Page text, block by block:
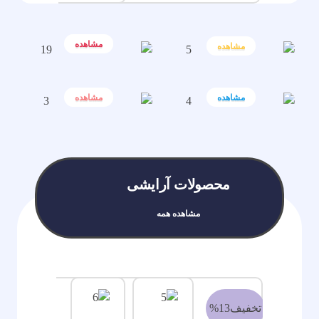
مشاهده مشاهده
مشاهده مشاهده
محصولات آرایشی
مشاهده همه
تخفیف13%